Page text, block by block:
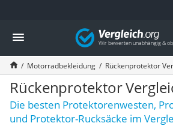
Die beliebtesten Vergleiche nach Kategorie
Auto & Motor
Fahrradträger-Anhängerkupplung (4
Fahrradträger
Fahrradträger (Anhängerkupplung)
Fahrradträger 3 Fahrräder
Benzinkanister (20 l)
Dashcam
Vergleich
Motorradbekleidung Rückenprotektor
Rückenprotektor
Die besten Protektorenwesten,
und Protektor-Rucksäcke im